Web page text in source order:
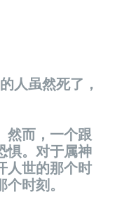
人虽然死了，
然而，一个跟
惧。对于属神
人世的那个时
时刻。